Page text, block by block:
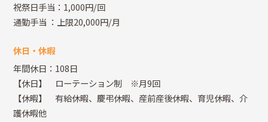
祝祭日手当：1,000円/回
通勤手当 ：上限20,000円/月
休日・休暇
年間休日：108日
【休日】 ローテーション制 ※月9回
【休暇】 有給休暇、慶弔休暇、産前産後休暇、育児休暇、介
護休暇他